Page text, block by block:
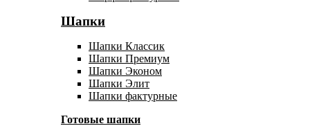
Шапки
Шапки Классик
Шапки Премиум
Шапки Эконом
Шапки Элит
Шапки фактурные
Готовые шапки